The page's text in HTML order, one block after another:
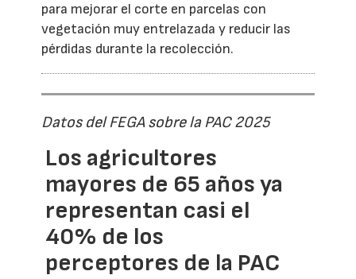
para mejorar el corte en parcelas con
vegetación muy entrelazada y reducir las
pérdidas durante la recolección.
Datos del FEGA sobre la PAC 2025
Los agricultores
mayores de 65 años ya
representan casi el
40% de los
perceptores de la PAC